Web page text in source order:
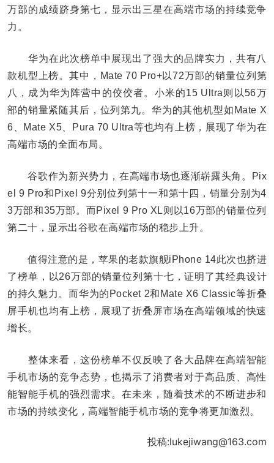
万部的成绩跻身第七，显示出三星在高端市场的持续竞争
力。
华为在此次榜单中展现出了强大的品牌实力，共有八
款机型上榜。其中，Mate 70 Pro+以72万部的销量位列第
八，成为华为阵营中的佼佼者。小米的15 Ultra则以56万
部的销量紧随其后，位列第九。华为的其他机型如Mate X
6、Mate X5、Pura 70 Ultra等也均有上榜，展现了华为在
高端市场的全面布局。
谷歌作为新兴势力，在高端市场也逐渐崭露头角。Pix
el 9 Pro和Pixel 9分别位列第十一和第十四，销量分别为4
3万部和35万部。而Pixel 9 Pro XL则以16万部的销量位列
第二十，显示出谷歌在高端市场的稳步上升。
值得注意的是，苹果的老款旗舰iPhone 14此次也挤进
了榜单，以26万部的销量位列第十七，证明了其经典设计
的持久魅力。而华为的Pocket 2和Mate X6 Classic等折叠
屏手机也均有上榜，展现了折叠屏市场在高端领域的快速
增长。
整体来看，这份榜单不仅反映了各大品牌在高端智能
手机市场的竞争态势，也揭示了消费者对于高品质、高性
能智能手机的强烈需求。在未来，随着技术的不断进步和
市场的持续变化，高端智能手机市场的竞争将更加激烈。
投稿:lukejiwang@163.com